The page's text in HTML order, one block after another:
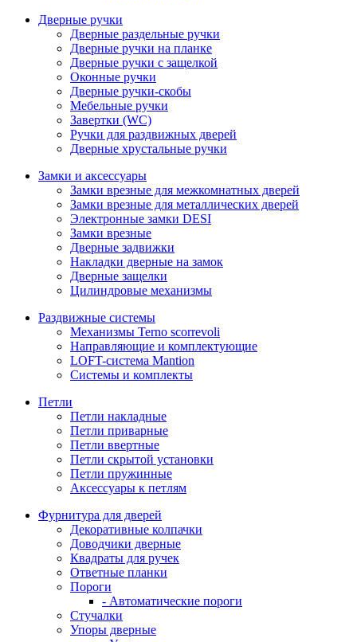
Дверные ручки
Дверные раздельные ручки
Дверные ручки на планке
Дверные ручки с защелкой
Оконные ручки
Дверные ручки-скобы
Мебельные ручки
Завертки (WC)
Ручки для раздвижных дверей
Дверные хрустальные ручки
Замки и аксессуары
Замки врезные для межкомнатных дверей
Замки врезные для металлических дверей
Электронные замки DESI
Замки врезные
Дверные задвижки
Накладки дверные на замок
Дверные защелки
Цилиндровые механизмы
Раздвижные системы
Механизмы Terno scorrevoli
Направляющие и комплектующие
LOFT-cистема Mantion
Системы и комплекты
Петли
Петли накладные
Петли приварные
Петли ввертные
Петли скрытой установки
Петли пружинные
Аксессуары к петлям
Фурнитура для дверей
Декоративные колпачки
Доводчики дверные
Квадраты для ручек
Ответные планки
Пороги
- Автоматические пороги
Стучалки
Упоры дверные